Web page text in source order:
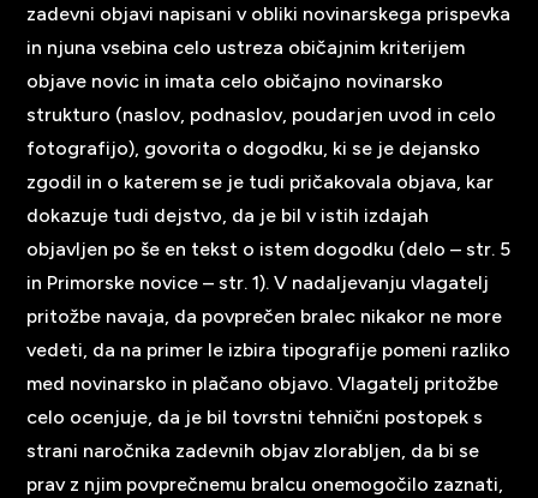
zadevni objavi napisani v obliki novinarskega prispevka
in njuna vsebina celo ustreza običajnim kriterijem
objave novic in imata celo običajno novinarsko
strukturo (naslov, podnaslov, poudarjen uvod in celo
fotografijo), govorita o dogodku, ki se je dejansko
zgodil in o katerem se je tudi pričakovala objava, kar
dokazuje tudi dejstvo, da je bil v istih izdajah
objavljen po še en tekst o istem dogodku (delo – str. 5
in Primorske novice – str. 1). V nadaljevanju vlagatelj
pritožbe navaja, da povprečen bralec nikakor ne more
vedeti, da na primer le izbira tipografije pomeni razliko
med novinarsko in plačano objavo. Vlagatelj pritožbe
celo ocenjuje, da je bil tovrstni tehnični postopek s
strani naročnika zadevnih objav zlorabljen, da bi se
prav z njim povprečnemu bralcu onemogočilo zaznati,